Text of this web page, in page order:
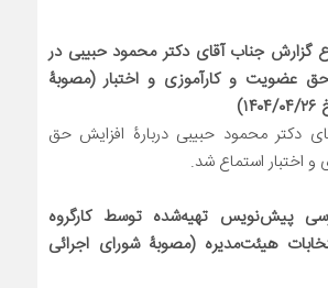
گزارش جناب آقای دکتر محمود حبیبی در
عضویت و کارآموزی و اختبار (مصوبۀ
دکتر محمود حبیبی دربارۀ افزایش حق
اختبار استماع شد.
پیش‌نویس تهیه‌شده توسط کارگروه
هیئت‌مدیره (مصوبۀ شورای اجرائی